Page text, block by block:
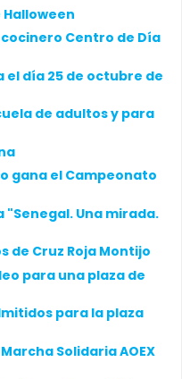
Centro de Día
el día 25 de octubre de
de adultos y para
gana el Campeonato
Una mirada.
de Cruz Roja Montijo
para una plaza de
para la plaza
Solidaria AOEX